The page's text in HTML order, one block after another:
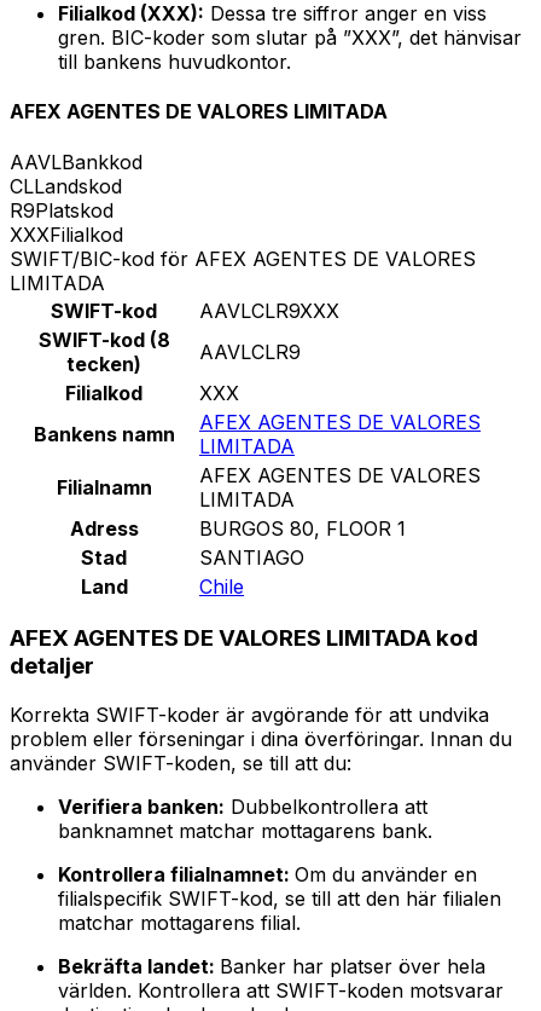
Filialkod (XXX): Dessa tre siffror anger en viss
gren. BIC-koder som slutar på ”XXX”, det hänvisar
till bankens huvudkontor.
AFEX AGENTES DE VALORES LIMITADA
AAVLBankkod
CLLandskod
R9Platskod
XXXFilialkod
SWIFT/BIC-kod för AFEX AGENTES DE VALORES
LIMITADA
SWIFT-kod
AAVLCLR9XXX
SWIFT-kod (8
tecken)
AAVLCLR9
Filialkod
XXX
Bankens namn
AFEX AGENTES DE VALORES
LIMITADA
Filialnamn
AFEX AGENTES DE VALORES
LIMITADA
Adress
BURGOS 80, FLOOR 1
Stad
SANTIAGO
Land
Chile
AFEX AGENTES DE VALORES LIMITADA kod
detaljer
Korrekta SWIFT-koder är avgörande för att undvika
problem eller förseningar i dina överföringar. Innan du
använder SWIFT-koden, se till att du:
Verifiera banken: Dubbelkontrollera att
banknamnet matchar mottagarens bank.
Kontrollera filialnamnet: Om du använder en
filialspecifik SWIFT-kod, se till att den här filialen
matchar mottagarens filial.
Bekräfta landet: Banker har platser över hela
världen. Kontrollera att SWIFT-koden motsvarar